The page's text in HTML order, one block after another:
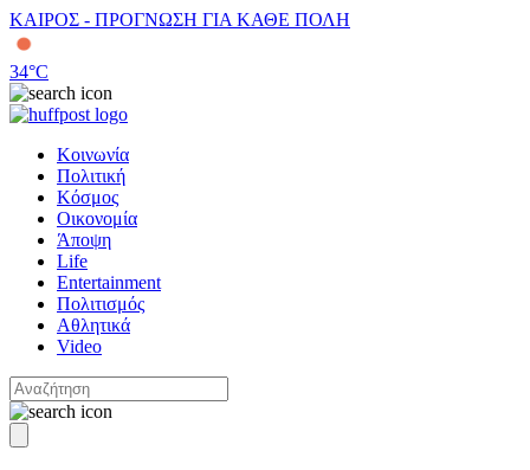
ΚΑΙΡΟΣ - ΠΡΟΓΝΩΣΗ ΓΙΑ ΚΑΘΕ ΠΟΛΗ
34°C
Κοινωνία
Πολιτική
Κόσμος
Οικονομία
Άποψη
Life
Entertainment
Πολιτισμός
Αθλητικά
Video